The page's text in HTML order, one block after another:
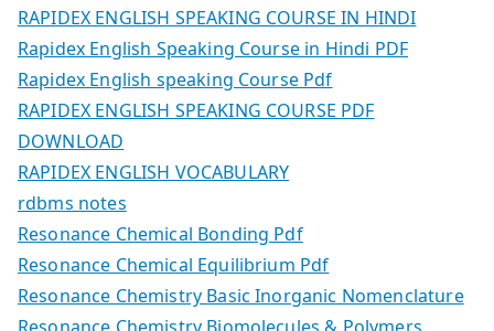
RAPIDEX ENGLISH SPEAKING COURSE IN HINDI
Rapidex English Speaking Course in Hindi PDF
Rapidex English speaking Course Pdf
RAPIDEX ENGLISH SPEAKING COURSE PDF
DOWNLOAD
RAPIDEX ENGLISH VOCABULARY
rdbms notes
Resonance Chemical Bonding Pdf
Resonance Chemical Equilibrium Pdf
Resonance Chemistry Basic Inorganic Nomenclature